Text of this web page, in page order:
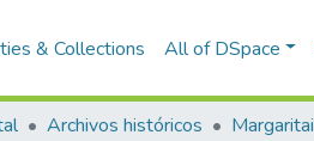
& Collections All of DSpace
Archivos históricos